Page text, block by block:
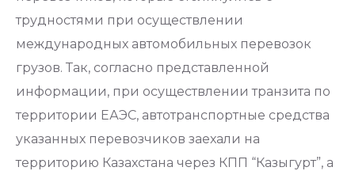
трудностями при осуществлении
международных автомобильных перевозок
грузов. Так, согласно представленной
информации, при осуществлении транзита по
территории ЕАЭС, автотранспортные средства
указанных перевозчиков заехали на
территорию Казахстана через КПП “Казыгурт”, а